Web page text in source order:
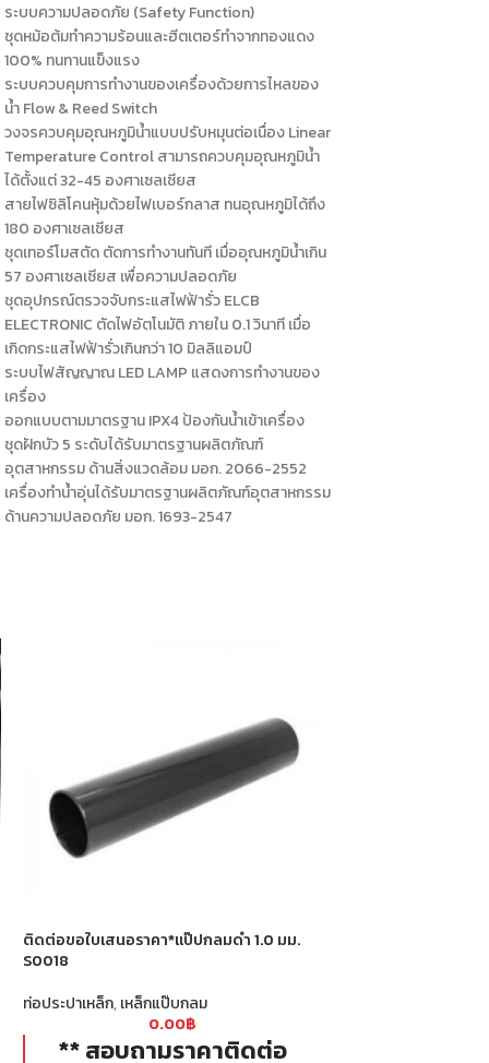
ระบบความปลอดภัย (Safety Function)
ชุดหม้อต้มทำความร้อนและฮีตเตอร์ทำจากทองแดง
100% ทนทานแข็งแรง
ระบบควบคุมการทำงานของเครื่องด้วยการไหลของ
น้ำ Flow & Reed Switch
วงจรควบคุมอุณหภูมิน้ำแบบปรับหมุนต่อเนื่อง Linear
Temperature Control สามารถควบคุมอุณหภูมิน้ำ
ได้ตั้งแต่ 32-45 องศาเซลเซียส
สายไฟซิลิโคนหุ้มด้วยไฟเบอร์กลาส ทนอุณหภูมิได้ถึง
180 องศาเซลเซียส
ชุดเทอร์โมสตัด ตัดการทำงานทันที เมื่ออุณหภูมิน้ำเกิน
57 องศาเซลเซียส เพื่อความปลอดภัย
ชุดอุปกรณ์ตรวจจับกระแสไฟฟ้ารั่ว ELCB
ELECTRONIC ตัดไฟอัตโนมัติ ภายใน 0.1 วินาที เมื่อ
เกิดกระแสไฟฟ้ารั่วเกินกว่า 10 มิลลิแอมป์
ระบบไฟสัญญาณ LED LAMP แสดงการทำงานของ
เครื่อง
ออกแบบตามมาตรฐาน IPX4 ป้องกันน้ำเข้าเครื่อง
ชุดฝักบัว 5 ระดับได้รับมาตรฐานผลิตภัณฑ์
อุตสาหกรรม ด้านสิ่งแวดล้อม มอก. 2066-2552
เครื่องทำน้ำอุ่นได้รับมาตรฐานผลิตภัณฑ์อุตสาหกรรม
ด้านความปลอดภัย มอก. 1693-2547
ติดต่อขอใบเสนอราคา*แป๊ปกลมดำ 1.0 มม.
S0018
ท่อประปาเหล็ก, เหล็กแป๊บกลม
0.00฿
** สอบถามราคาติดต่อ